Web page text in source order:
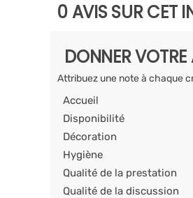
0 AVIS SUR CET
DONNER
Attribuez une note à chaque
Accueil
Disponibilité
Décoration
Hygiène
Qualité de la prestation
Qualité de la discussion